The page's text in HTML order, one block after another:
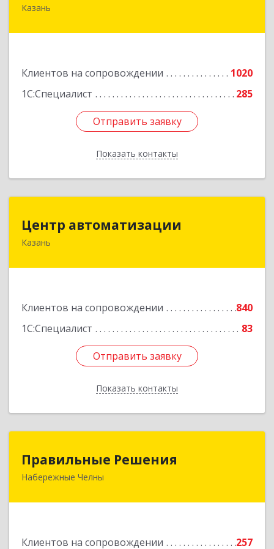
Казань
Клиентов на сопровождении
1020
1С:Специалист
285
Отправить заявку
Показать контакты
420088, Татарстан Респ, Казань г, Победы пр-
Отправить заявку
Назад
Центр автоматизации
Казань
Клиентов на сопровождении
840
1С:Специалист
83
Отправить заявку
Показать контакты
420133, Татарстан Респ, Казань г, Ямашева пр-
Отправить заявку
Назад
Правильные Решения
Набережные Челны
Клиентов на сопровождении
257
423832, Татарстан Респ, Набережные Челны г,